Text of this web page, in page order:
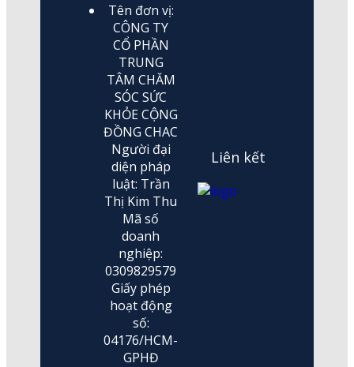
Tên đơn vị:
CÔNG TY
CỔ PHẦN
TRUNG
TÂM CHĂM
SÓC SỨC
KHỎE CỘNG
ĐỒNG CHAC
Người đại
diện pháp
luật: Trần
Thị Kim Thu
Mã số
doanh
nghiệp:
0309829579
Giấy phép
hoạt động
số:
04176/HCM-
GPHĐ
Liên kết